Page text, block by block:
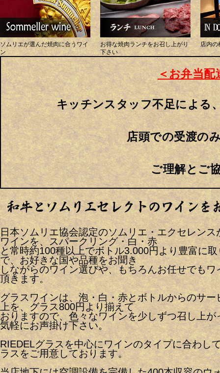
ソムリエが選んだ焼肉に合うワイ
ン
お得な焼肉ランチをお召し上がり
下さい
店内
＜お弁当配
キッチンスタッフ不足による
店頭での受渡の
ご理解とご
日本ソムリエ協会認定のソムリエ・エクセレンス
ワインを、スパークリング・白・赤
と常時約100種以上でボトル3.000円より豊富に
で、お好きな国や品種をお聞き
しながらのワイン選びや、もちろんお任せでも
頂きます。
グラスワインは、泡・白・赤とボトルからのサ
上を、グラス800円より揃えて
おりますので、色々なワインを少しずつ召し上
気軽にお声掛け下さい。
RIEDELグラスを中心にワインのタイプに合わし
ラスをご用意しております。